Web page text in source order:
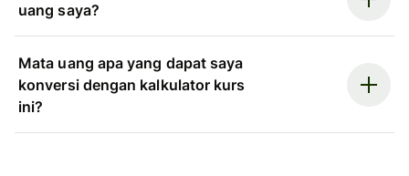
uang saya?
Mata uang apa yang dapat saya
konversi dengan kalkulator kurs
ini?